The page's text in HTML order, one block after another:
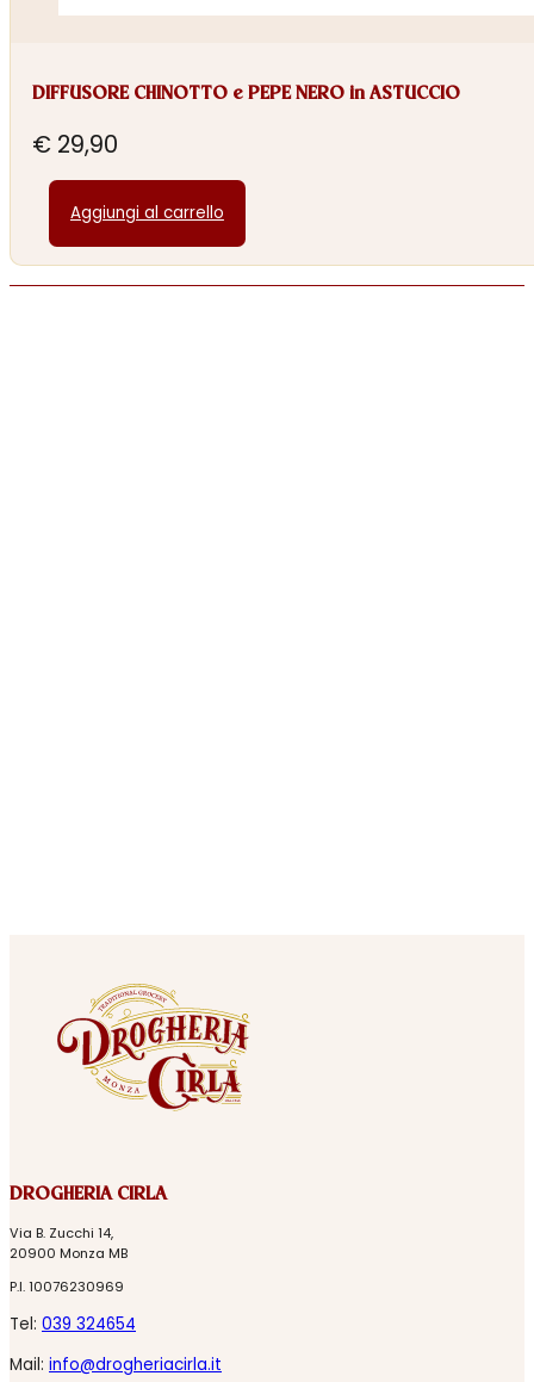
DIFFUSORE CHINOTTO e PEPE NERO in ASTUCCIO
€ 29,90
Aggiungi al carrello
DROGHERIA CIRLA
Via B. Zucchi 14,
20900 Monza MB
P.I. 10076230969
Tel: 039 324654
Mail: info@drogheriacirla.it